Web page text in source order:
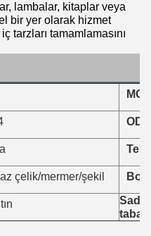
lambalar, kitaplar veya
bir yer olarak hizmet
tarzları tamamlamasını
çelik/mermer/şekil